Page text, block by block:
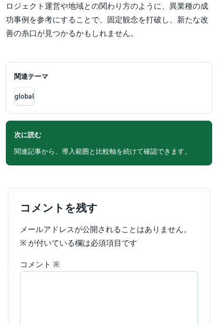
ロジェクト運営や地域との関わり方のように、異業種の成
功事例を参考にすることで、固定観念を打破し、新たな改
善の糸口が見つかるかもしれません。
関連テーマ
global
次に読む
関連記事から、導入範囲と比較軸を続けて確認できます。
コメントを残す
メールアドレスが公開されることはありません。
※ が付いている欄は必須項目です
コメント ※